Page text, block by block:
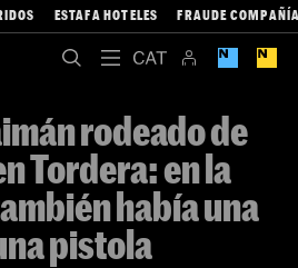
ESTAFA HOTELES FRAUDE
rodeado de
Tordera: en la
había una
pistola